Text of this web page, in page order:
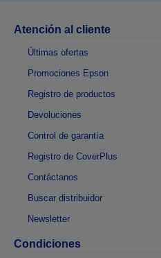
Atención al cliente
Últimas ofertas
Promociones Epson
Registro de productos
Devoluciones
Control de garantía
Registro de CoverPlus
Contáctanos
Buscar distribuidor
Newsletter
Condiciones